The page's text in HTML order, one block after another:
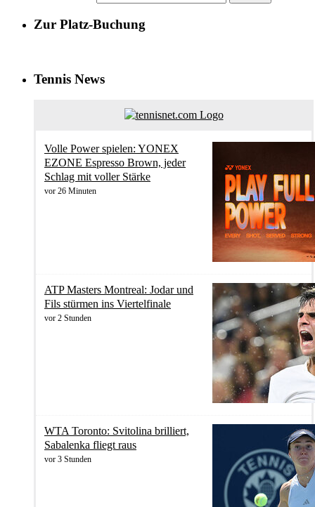
Zur Platz-Buchung
Tennis News
Volle Power spielen: YONEX
EZONE Espresso Brown, jeder
Schlag mit voller Stärke
vor 26 Minuten
ATP Masters Montreal: Jodar und
Fils stürmen ins Viertelfinale
vor 2 Stunden
WTA Toronto: Svitolina brilliert,
Sabalenka fliegt raus
vor 3 Stunden